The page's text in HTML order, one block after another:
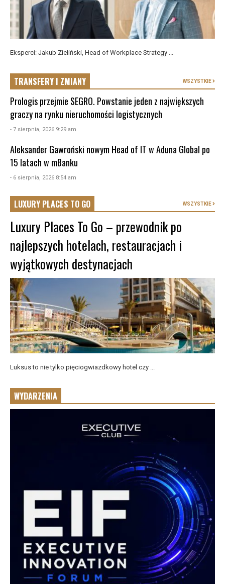
Eksperci: Jakub Zieliński, Head of Workplace Strategy ...
TRANSFERY I ZMIANY WSZYSTKIE
Prologis przejmie SEGRO. Powstanie jeden z największych
graczy na rynku nieruchomości logistycznych
- 7 sierpnia, 2026 9:29 am
Aleksander Gawroński nowym Head of IT w Aduna Global po
15 latach w mBanku
- 6 sierpnia, 2026 8:54 am
LUXURY PLACES TO GO WSZYSTKIE
Luxury Places To Go – przewodnik po
najlepszych hotelach, restauracjach i
wyjątkowych destynacjach
Luksus to nie tylko pięciogwiazdkowy hotel czy ...
WYDARZENIA